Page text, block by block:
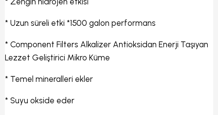
* Uzun süreli etki *1500 galon performans
* Component Filters Alkalizer Antioksidan Enerji Taşıyan
Lezzet Geliştirici Mikro Küme
* Temel mineralleri ekler
* Suyu okside eder